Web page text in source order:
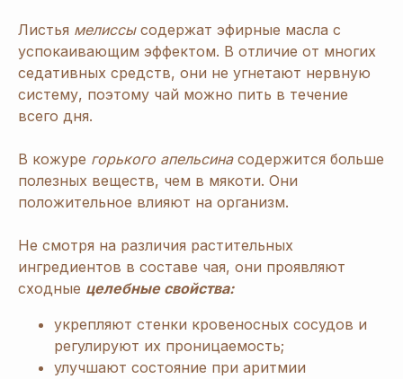
Листья мелиссы содержат эфирные масла с
успокаивающим эффектом. В отличие от многих
седативных средств, они не угнетают нервную
систему, поэтому чай можно пить в течение
всего дня.
В кожуре горького апельсина содержится больше
полезных веществ, чем в мякоти. Они
положительное влияют на организм.
Не смотря на различия растительных
ингредиентов в составе чая, они проявляют
сходные целебные свойства:
укрепляют стенки кровеносных сосудов и
регулируют их проницаемость;
улучшают состояние при аритмии